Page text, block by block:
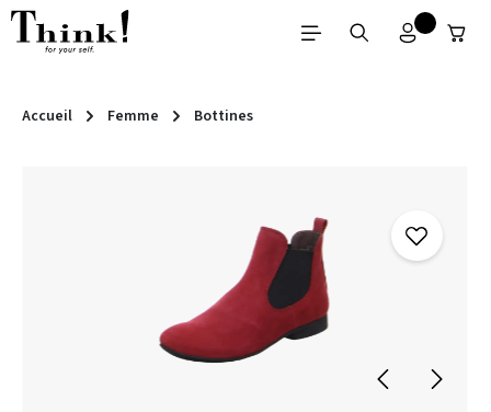
Passer au contenu principal
Accueil Femme Bottines